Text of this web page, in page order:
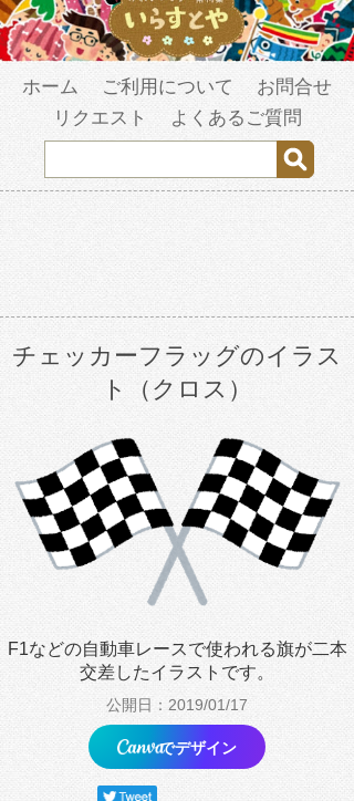
ホーム ご利用について
お問合せ
リクエスト
よくあるご質問
チェッカーフラッグのイラス
ト（クロス）
F1などの自動車レースで使われる旗が二本
交差したイラストです。
公開日：2019/01/17
でデザイン